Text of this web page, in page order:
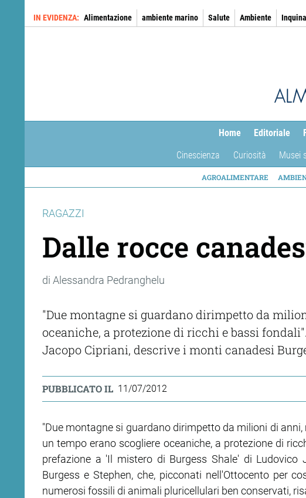
IN EVIDENZA Alimentazione ambiente marino Salute Ambiente
Home Editoriale
Cinescienza Curiosità Musei
AGROALIMENTARE
RAGAZZI
Dalle rocce
di Alessandra Pedranghelu
"Due montagne si guardano dirimpetto da
oceaniche, a protezione di ricchi e bassi
Jacopo Cipriani, descrive i monti canadesi
PUBBLICATO IL 11/07/2012
"Due montagne si guardano dirimpetto da milioni di
un tempo erano scogliere oceaniche, a protezione di
prefazione a 'Il mistero di Burgess Shale' di Ludovico
Burgess e Stephen, che, picconati nell'Ottocento per
numerosi fossili di animali pluricellulari ben conservati,